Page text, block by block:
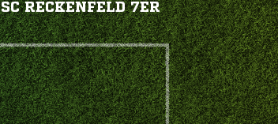
SC RECKENFELD 7ER